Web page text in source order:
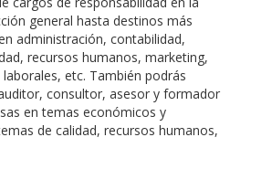
general hasta destinos más
administración, contabilidad,
recursos humanos, marketing,
etc. También podrás
consultor, asesor y formador
en temas económicos y
de calidad, recursos humanos,